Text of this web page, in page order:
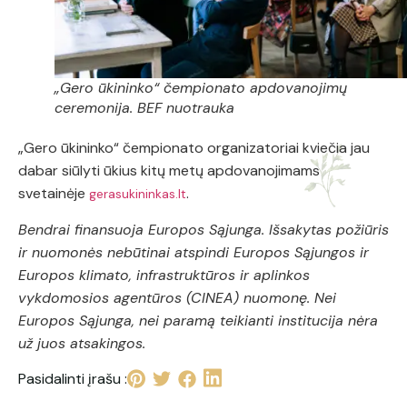
„Gero ūkininko“ čempionato apdovanojimų
ceremonija. BEF nuotrauka
„Gero ūkininko“ čempionato organizatoriai kviečia jau
dabar siūlyti ūkius kitų metų apdovanojimams
svetainėje gerasukininkas.lt.
Bendrai finansuoja Europos Sąjunga. Išsakytas požiūris
ir nuomonės nebūtinai atspindi Europos Sąjungos ir
Europos klimato, infrastruktūros ir aplinkos
vykdomosios agentūros (CINEA) nuomonę. Nei
Europos Sąjunga, nei paramą teikianti institucija nėra
už juos atsakingos.
Pasidalinti įrašu :